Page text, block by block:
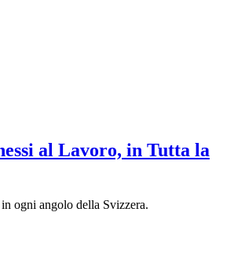
al Lavoro, in Tutta la
ogni angolo della Svizzera.